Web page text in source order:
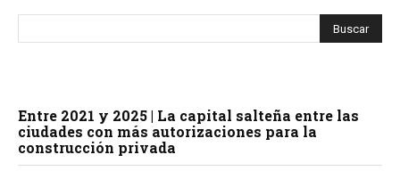
Entre 2021 y 2025 | La capital salteña entre las
ciudades con más autorizaciones para la
construcción privada